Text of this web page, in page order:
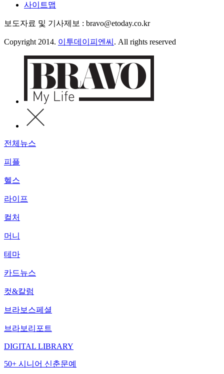
사이트맵
보도자료 및 기사제보 : bravo@etoday.co.kr
Copyright 2014. 이투데이피엔씨 . All rights reserved
전체뉴스
피플
헬스
라이프
컬처
머니
테마
카드뉴스
컷&칼럼
브라보스페셜
브라보리포트
DIGITAL LIBRARY
50+ 시니어 신춘문예